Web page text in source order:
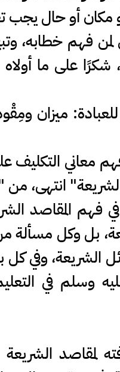
مكان أو حال يجب
فهم خطابه،
على ما
ميزان
معاني التكليف
انتهى، من
في فهم
وكل مسألة من
وفي
وسلم في
لمقاصد